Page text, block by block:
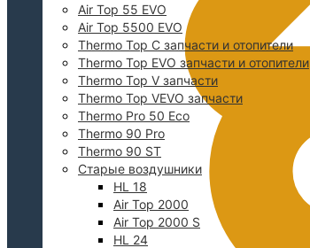
Air Top 55 EVO
Air Top 5500 EVO
Thermo Top C запчасти и отопители
Thermo Top EVO запчасти и отопители
Thermo Top V запчасти
Thermo Top VEVO запчасти
Thermo Pro 50 Eco
Thermo 90 Pro
Thermo 90 ST
Старые воздушники
HL 18
Air Top 2000
Air Top 2000 S
HL 24